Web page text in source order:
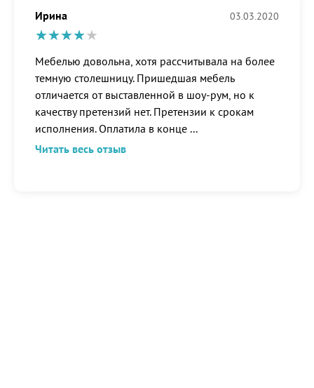
Ирина 03.03.2020
Мебелью довольна, хотя рассчитывала на более
темную столешницу. Пришедшая мебель
отличается от выставленной в шоу-рум, но к
качеству претензий нет. Претензии к срокам
исполнения. Оплатила в конце ...
Читать весь отзыв